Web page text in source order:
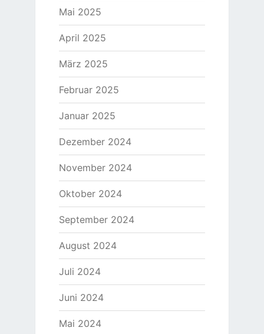
Mai 2025
April 2025
März 2025
Februar 2025
Januar 2025
Dezember 2024
November 2024
Oktober 2024
September 2024
August 2024
Juli 2024
Juni 2024
Mai 2024